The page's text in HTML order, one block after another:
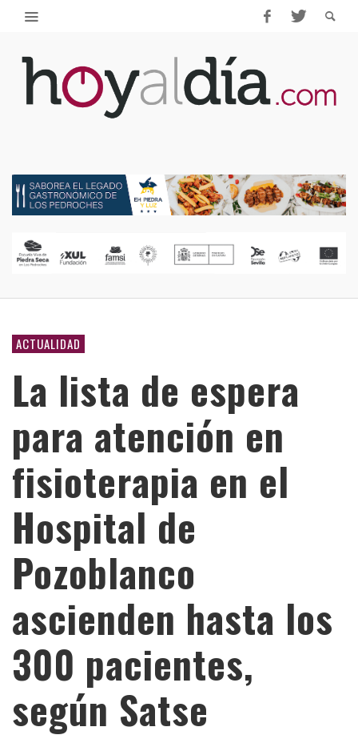
ACTUALIDAD
La lista de espera
para atención en
fisioterapia en el
Hospital de
Pozoblanco
ascienden hasta los
300 pacientes,
según Satse